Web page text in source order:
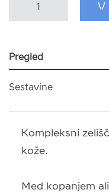
Pregled
Sestavine
Kompleksni
kože.
Med kopanjem